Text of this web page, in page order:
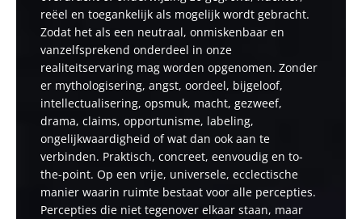
reëel en toegankelijk als mogelijk wordt gebracht.
Zodat het als een neutraal, onmiskenbaar en
vanzelfsprekend onderdeel in onze
realiteitservaring mag worden opgenomen. Zonder
er mythologisering, angst, oordeel, bijgeloof,
intellectualisering, opsmuk, macht, gezweef,
drama, claims, opportunisme, labeling,
ongelijkwaardigheid of wat dan ook aan te
verbinden. Praktisch, concreet, eenvoudig en to-
the-point. Op een vrije, universele, ecclectische
manier waarin ruimte bestaat voor alle percepties.
Percepties die niet tegenover elkaar staan, maar